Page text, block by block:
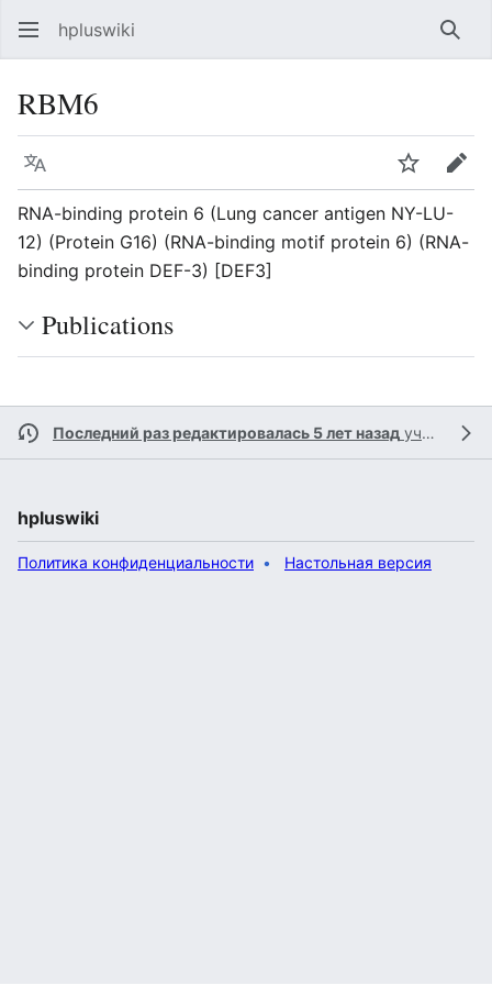
hpluswiki
RBM6
Язык Следить
RNA-binding protein 6 (Lung cancer antigen NY-LU-
12) (Protein G16) (RNA-binding motif protein 6) (RNA-
binding protein DEF-3) [DEF3]
Publications
Последний раз редактировалась 5 лет назад участником
hpluswiki
Политика конфиденциальности Настольная версия